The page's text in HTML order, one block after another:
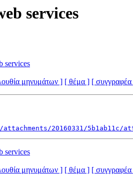
services
services
μηνυμάτων ] [ θέμα ] [
20160331/5b1ab11c/
services
μηνυμάτων ] [ θέμα ] [